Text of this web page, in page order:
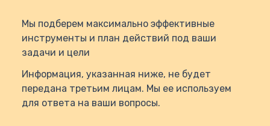
Мы подберем максимально эффективные
инструменты и план действий под ваши
задачи и цели
Информация, указанная ниже, не будет
передана третьим лицам. Мы ее используем
для ответа на ваши вопросы.